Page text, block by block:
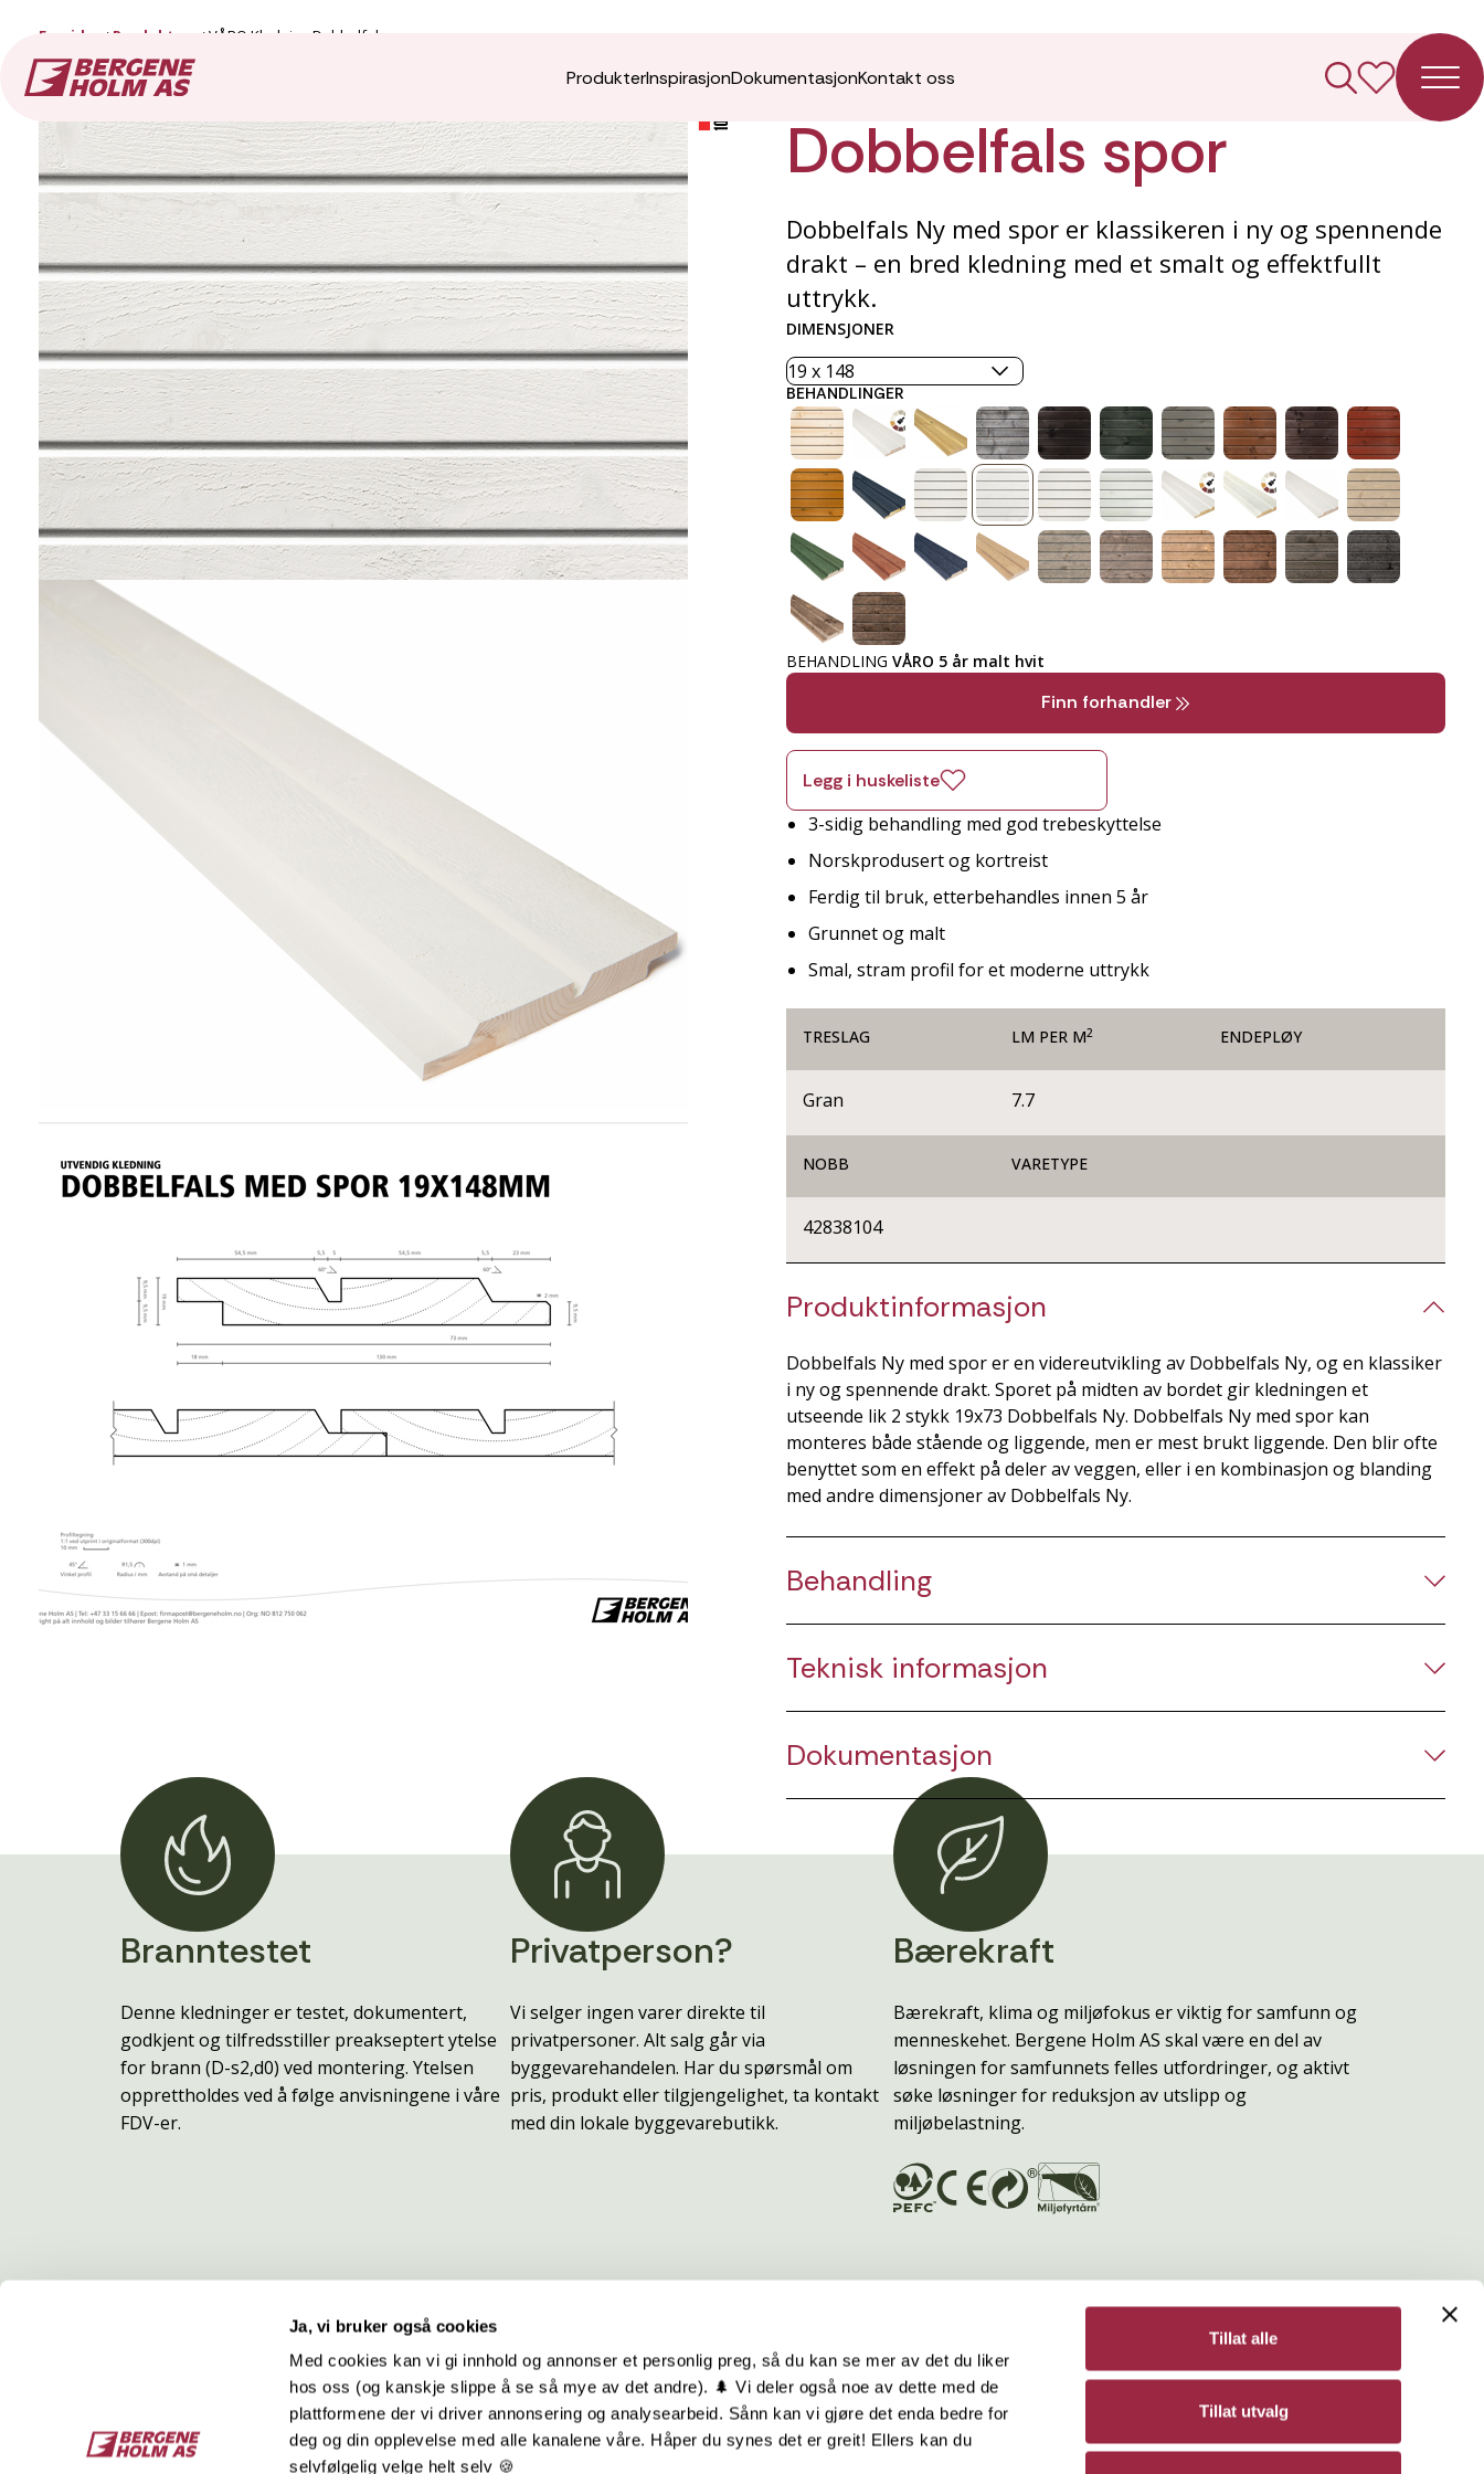
Ja, vi bruker også cookies
Med cookies kan vi gi innhold og annonser et personlig preg, så du kan se mer av det du liker
hos oss (og kanskje slippe å se så mye av det andre). 🌲 Vi deler også noe av dette med de
plattformene der vi driver annonsering og analysearbeid. Sånn kan vi gjøre det enda bedre for
deg og din opplevelse med alle kanalene våre. Håper du synes det er greit! Ellers kan du
selvfølgelig velge helt selv 🍪
Tillat alle
Tillat utvalg
ProdukterInspirasjonDokumentasjonKontakt oss
Forside Produkter VÅRO Kledning Dobbelfals spor
VÅRO Kledning
Dobbelfals spor
Dobbelfals Ny med spor er klassikeren i ny og spennende
drakt – en bred kledning med et smalt og effektfullt
uttrykk.
DIMENSJONER
BEHANDLINGER
BEHANDLING VÅRO 5 år malt hvit
Finn forhandler
Legg i huskeliste
3-sidig behandling med god trebeskyttelse
Norskprodusert og kortreist
Ferdig til bruk, etterbehandles innen 5 år
Grunnet og malt
Smal, stram profil for et moderne uttrykk
TRESLAG LM PER M2 ENDEPLØY
Gran 7.7
NOBB VARETYPE
42838104
Produktinformasjon
Dobbelfals Ny med spor er en videreutvikling av Dobbelfals Ny, og en klassiker
i ny og spennende drakt. Sporet på midten av bordet gir kledningen et
utseende lik 2 stykk 19x73 Dobbelfals Ny. Dobbelfals Ny med spor kan
monteres både stående og liggende, men er mest brukt liggende. Den blir ofte
benyttet som en effekt på deler av veggen, eller i en kombinasjon og blanding
med andre dimensjoner av Dobbelfals Ny.
Behandling
Teknisk informasjon
Dokumentasjon
Branntestet
Denne kledninger er testet, dokumentert,
godkjent og tilfredsstiller preakseptert ytelse
for brann (D-s2,d0) ved montering. Ytelsen
opprettholdes ved å følge anvisningene i våre
FDV-er.
Privatperson?
Vi selger ingen varer direkte til
privatpersoner. Alt salg går via
byggevarehandelen. Har du spørsmål om
pris, produkt eller tilgjengelighet, ta kontakt
med din lokale byggevarebutikk.
Bærekraft
Bærekraft, klima og miljøfokus er viktig for samfunn og
menneskehet. Bergene Holm AS skal være en del av
løsningen for samfunnets felles utfordringer, og aktivt
søke løsninger for reduksjon av utslipp og
miljøbelastning.
Bergene Holm AS
Om oss
Jobbe hos oss
Hurtiglenker Bergene Holm